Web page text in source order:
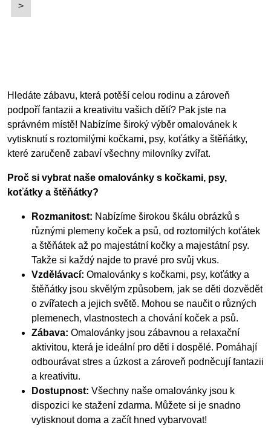
>
Hledáte zábavu, která potěší celou rodinu a zároveň
podpoří fantazii a kreativitu vašich dětí? Pak jste na
správném místě! Nabízíme široký výběr omalovánek k
vytisknutí s roztomilými kočkami, psy, koťátky a štěňátky,
které zaručeně zabaví všechny milovníky zvířat.
Proč si vybrat naše omalovánky s kočkami, psy,
koťátky a štěňátky?
Rozmanitost: Nabízíme širokou škálu obrázků s
různými plemeny koček a psů, od roztomilých koťátek
a štěňátek až po majestátní kočky a majestátní psy.
Takže si každý najde to pravé pro svůj vkus.
Vzdělávací: Omalovánky s kočkami, psy, koťátky a
štěňátky jsou skvělým způsobem, jak se děti dozvědět
o zvířatech a jejich světě. Mohou se naučit o různých
plemenech, vlastnostech a chování koček a psů.
Zábava: Omalovánky jsou zábavnou a relaxační
aktivitou, která je ideální pro děti i dospělé. Pomáhají
odbourávat stres a úzkost a zároveň podněcují fantazii
a kreativitu.
Dostupnost: Všechny naše omalovánky jsou k
dispozici ke stažení zdarma. Můžete si je snadno
vytisknout doma a začít hned vybarvovat!